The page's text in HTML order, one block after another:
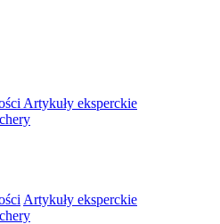
Artykuły eksperckie
Artykuły eksperckie